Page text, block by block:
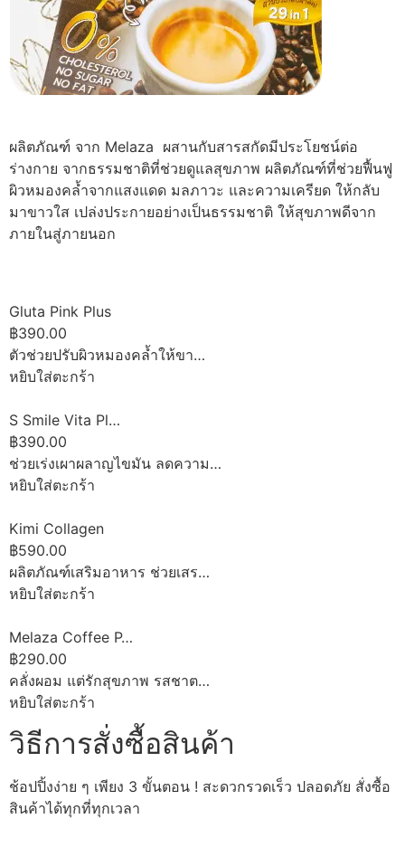
ผลิตภัณฑ์ จาก Melaza ผสานกับสารสกัดมีประโยชน์ต่อ
ร่างกาย จากธรรมชาติที่ช่วยดูแลสุขภาพ ผลิตภัณฑ์ที่ช่วยฟื้นฟู
ผิวหมองคล้ำจากแสงแดด มลภาวะ และความเครียด ให้กลับ
มาขาวใส เปล่งประกายอย่างเป็นธรรมชาติ ให้สุขภาพดีจาก
ภายในสู่ภายนอก
Gluta Pink Plus
฿390.00
ตัวช่วยปรับผิวหมองคล้ำให้ขา…
หยิบใส่ตะกร้า
S Smile Vita Pl…
฿390.00
ช่วยเร่งเผาผลาญไขมัน ลดความ…
หยิบใส่ตะกร้า
Kimi Collagen
฿590.00
ผลิตภัณฑ์เสริมอาหาร ช่วยเสร…
หยิบใส่ตะกร้า
Melaza Coffee P…
฿290.00
คลั่งผอม แต่รักสุขภาพ รสชาต…
หยิบใส่ตะกร้า
วิธีการสั่งซื้อสินค้า
ช้อปปิ้งง่าย ๆ เพียง 3 ขั้นตอน ! สะดวกรวดเร็ว ปลอดภัย สั่งซื้อ
สินค้าได้ทุกที่ทุกเวลา